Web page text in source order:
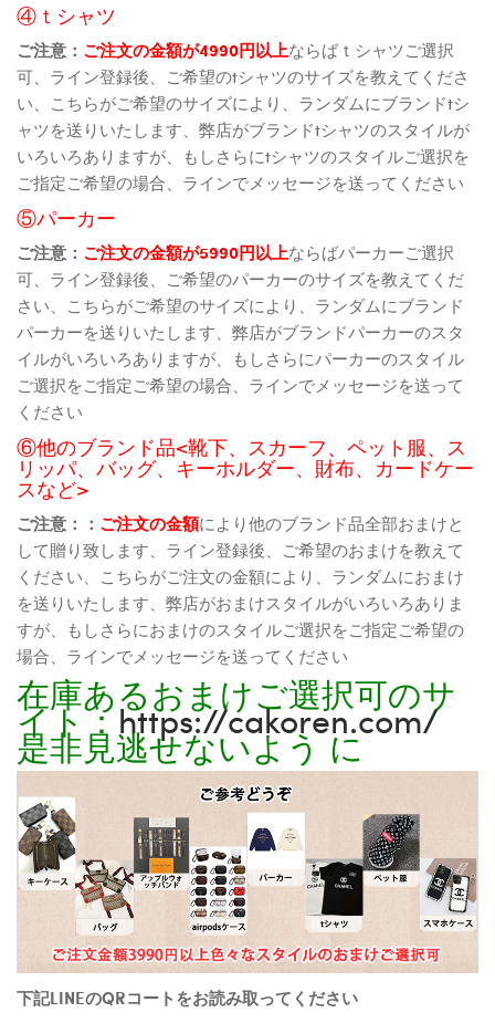
④ｔシャツ
ご注意： ご注文の金額が4990円以上ならばｔシャツご選択
可、ライン登録後、ご希望のtシャツのサイズを教えてくださ
い、こちらがご希望のサイズにより、ランダムにブランドtシ
ャツを送りいたします、弊店がブランドtシャツのスタイルが
いろいろありますが、もしさらにtシャツのスタイルご選択を
ご指定ご希望の場合、ラインでメッセージを送ってください
⑤パーカー
ご注意： ご注文の金額が5990円以上ならばパーカーご選択
可、ライン登録後、ご希望のパーカーのサイズを教えてくだ
さい、こちらがご希望のサイズにより、ランダムにブランド
パーカーを送りいたします、弊店がブランドパーカーのスタ
イルがいろいろありますが、もしさらにパーカーのスタイル
ご選択をご指定ご希望の場合、ラインでメッセージを送って
ください
⑥他のブランド品<靴下、スカーフ、ペット服、ス
リッパ、バッグ、キーホルダー、財布、カードケー
スなど>
ご注意：： ご注文の金額により他のブランド品全部おまけと
して贈り致します、ライン登録後、ご希望のおまけを教えて
ください、こちらがご注文の金額により、ランダムにおまけ
を送りいたします、弊店がおまけスタイルがいろいろありま
すが、もしさらにおまけのスタイルご選択をご指定ご希望の
場合、ラインでメッセージを送ってください
在庫あるおまけご選択可のサ
イト：https://cakoren.com/
是非見逃せないよう に
下記LINEのQRコートをお読み取ってください